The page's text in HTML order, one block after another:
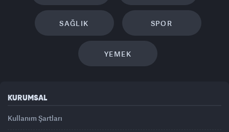
SAĞLIK SPOR
YEMEK
KURUMSAL
Kullanım Şartları